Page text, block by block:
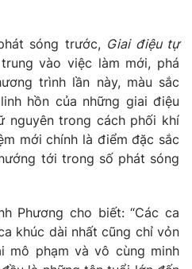
Infographic
Shorts video
VTV Thể thao
Tấm lòng Việt
sóng trước, Giai điệu tự
vào việc làm mới, phá
trình lần này, màu sắc
hồn của những giai điệu
nguyên trong cách phối khí
mới chính là điểm đặc sắc
tới trong số phát sóng
Phương cho biết: “Các ca
khúc dài nhất cũng chỉ vỏn
mô phạm và vô cùng minh